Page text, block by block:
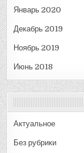
Январь 2020
Декабрь 2019
Ноябрь 2019
Июнь 2018
Актуальное
Без рубрики